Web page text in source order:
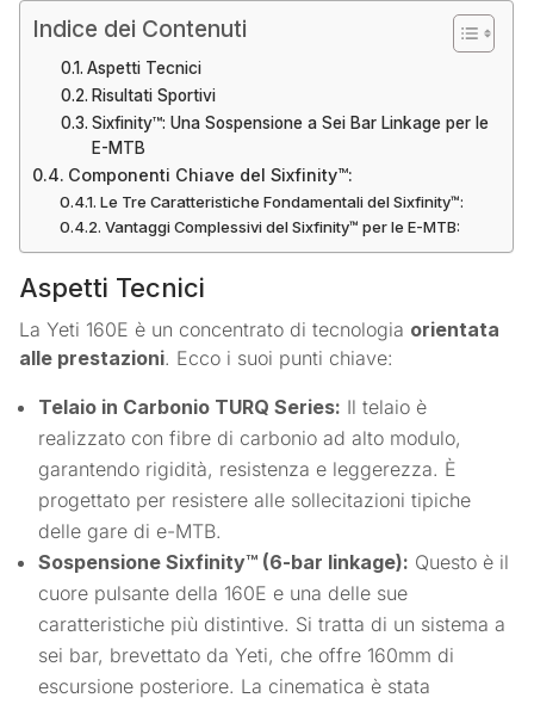
Indice dei Contenuti
Aspetti Tecnici
Risultati Sportivi
Sixfinity™: Una Sospensione a Sei Bar Linkage per le
E-MTB
Componenti Chiave del Sixfinity™:
Le Tre Caratteristiche Fondamentali del Sixfinity™:
Vantaggi Complessivi del Sixfinity™ per le E-MTB:
Aspetti Tecnici
La Yeti 160E è un concentrato di tecnologia orientata
alle prestazioni. Ecco i suoi punti chiave:
Telaio in Carbonio TURQ Series: Il telaio è
realizzato con fibre di carbonio ad alto modulo,
garantendo rigidità, resistenza e leggerezza. È
progettato per resistere alle sollecitazioni tipiche
delle gare di e-MTB.
Sospensione Sixfinity™ (6-bar linkage): Questo è il
cuore pulsante della 160E e una delle sue
caratteristiche più distintive. Si tratta di un sistema a
sei bar, brevettato da Yeti, che offre 160mm di
escursione posteriore. La cinematica è stata